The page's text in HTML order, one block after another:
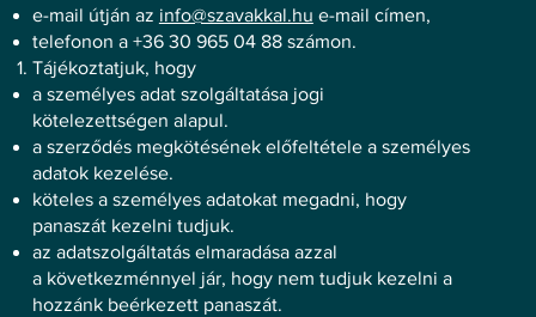
e-mail útján az info@szavakkal.hu e-mail címen,
telefonon a +36 30 965 04 88 számon.
Tájékoztatjuk, hogy
a személyes adat szolgáltatása jogi
kötelezettségen alapul.
a szerződés megkötésének előfeltétele a személyes
adatok kezelése.
köteles a személyes adatokat megadni, hogy
panaszát kezelni tudjuk.
az adatszolgáltatás elmaradása azzal
a következménnyel jár, hogy nem tudjuk kezelni a
hozzánk beérkezett panaszát.